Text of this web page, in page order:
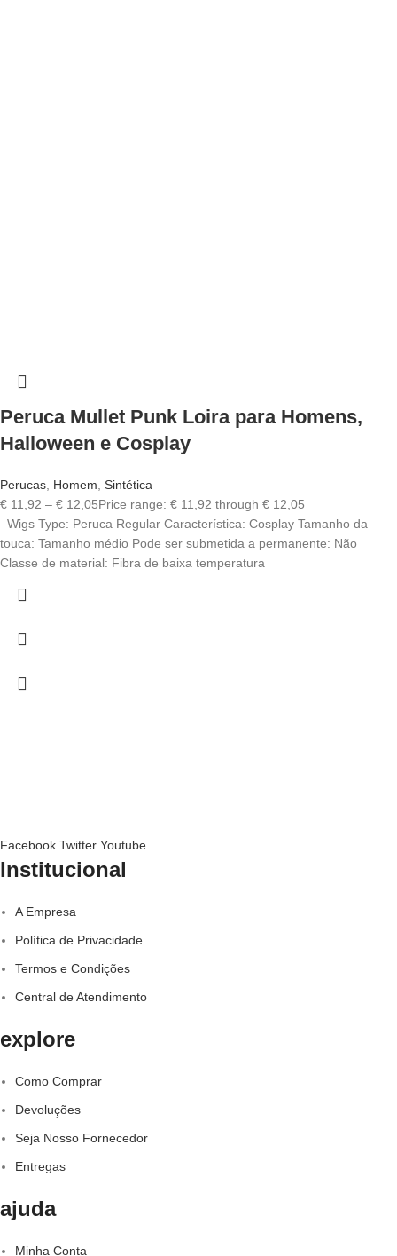
Peruca Mullet Punk Loira para Homens,
Halloween e Cosplay
Perucas, Homem, Sintética
€ 11,92 – € 12,05Price range: € 11,92 through € 12,05
Wigs Type: Peruca Regular Característica: Cosplay Tamanho da
touca: Tamanho médio Pode ser submetida a permanente: Não
Classe de material: Fibra de baixa temperatura
Facebook Twitter Youtube
Institucional
A Empresa
Política de Privacidade
Termos e Condições
Central de Atendimento
explore
Como Comprar
Devoluções
Seja Nosso Fornecedor
Entregas
ajuda
Minha Conta